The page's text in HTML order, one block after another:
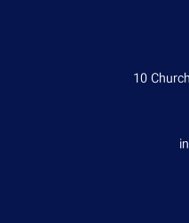
10